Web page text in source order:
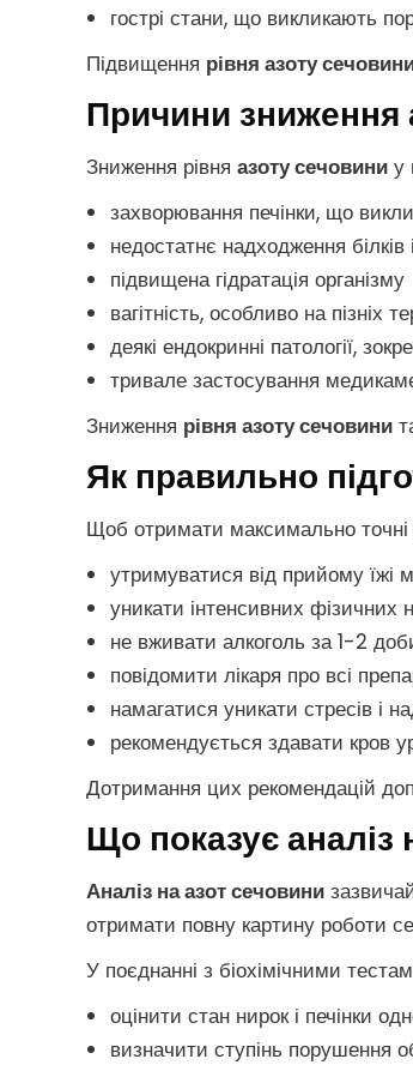
гострі стани, що викликають
Підвищення рівня азоту
Причини зниження
Зниження рівня азоту сечовини у
захворювання печінки, що
недостатнє надходження
підвищена гідратація організму
вагітність, особливо на пізніх
деякі ендокринні патології,
тривале застосування
Зниження рівня азоту сечовини
Як правильно
Щоб отримати максимально точні
утримуватися від прийому їжі
уникати інтенсивних фізичних
не вживати алкоголь за 1-2
повідомити лікаря про всі
намагатися уникати стресів і
рекомендується здавати кров
Дотримання цих рекомендацій
Що показує аналіз
Аналіз на азот сечовини
отримати повну картину роботи
У поєднанні з біохімічними
оцінити стан нирок і печінки
визначити ступінь порушення